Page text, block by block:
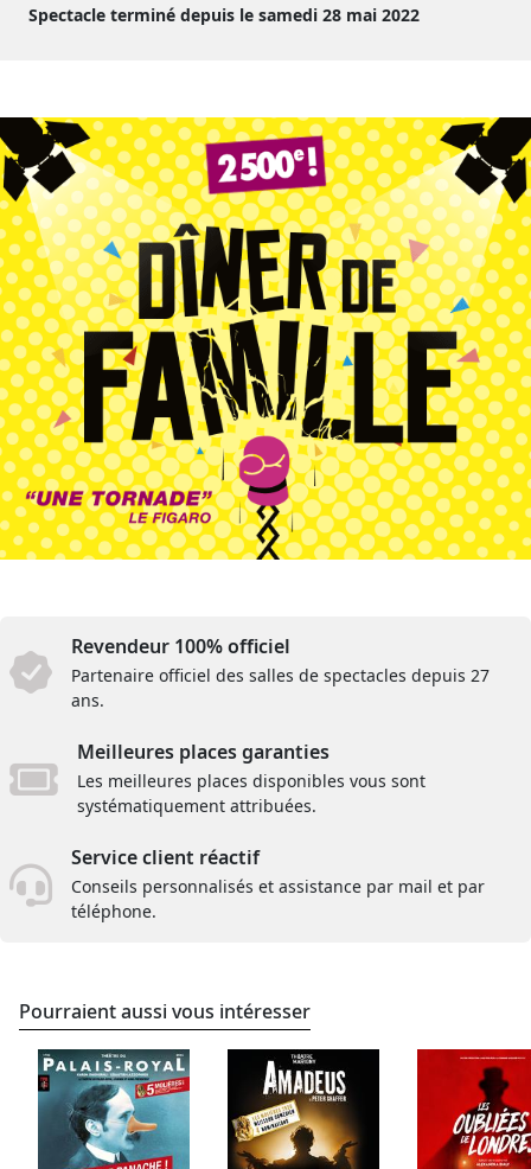
Spectacle terminé depuis le samedi 28 mai 2022
Revendeur 100% officiel
Partenaire officiel des salles de spectacles depuis 27
ans.
Meilleures places garanties
Les meilleures places disponibles vous sont
systématiquement attribuées.
Service client réactif
Conseils personnalisés et assistance par mail et par
téléphone.
Pourraient aussi vous intéresser